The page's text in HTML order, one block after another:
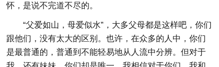
怀，是说不完道不尽的。
“父爱如山，母爱似水”，大多父母都是这样吧，你们
跟他们，没有太大的区别。也许，在众多的人中，你们
是最普通的，普通到不能轻易地从人流中分辨。但对于